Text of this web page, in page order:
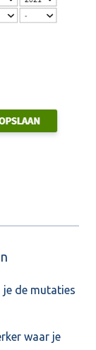
je de mutaties
waar je